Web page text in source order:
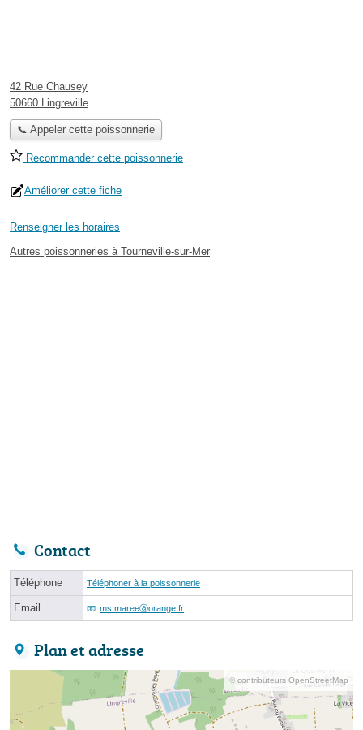
42 Rue Chausey
50660 Lingreville
📞 Appeler cette poissonnerie
Recommander cette poissonnerie
Améliorer cette fiche
Renseigner les horaires
Autres poissonneries à Tourneville-sur-Mer
Contact
Téléphone Téléphoner à la poissonnerie
Email ms.mareeⓐorange.fr
Plan et adresse
© contributeurs OpenStreetMap